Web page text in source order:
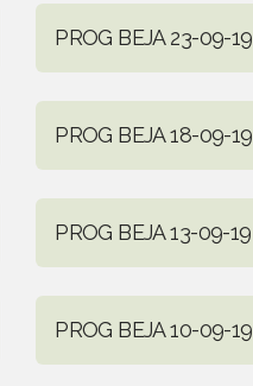
PROG BEJA 23-09-19
PROG BEJA 18-09-19
PROG BEJA 13-09-19
PROG BEJA 10-09-19